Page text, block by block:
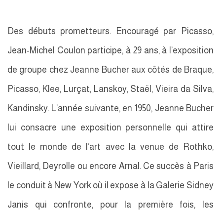
Des débuts prometteurs. Encouragé par Picasso,
Jean-Michel Coulon participe, à 29 ans, à l’exposition
de groupe chez Jeanne Bucher aux côtés de Braque,
Picasso, Klee, Lurçat, Lanskoy, Staël, Vieira da Silva,
Kandinsky. L’année suivante, en 1950, Jeanne Bucher
lui consacre une exposition personnelle qui attire
tout le monde de l’art avec la venue de Rothko,
Vieillard, Deyrolle ou encore Arnal. Ce succès à Paris
le conduit à New York où il expose à la Galerie Sidney
Janis qui confronte, pour la première fois, les